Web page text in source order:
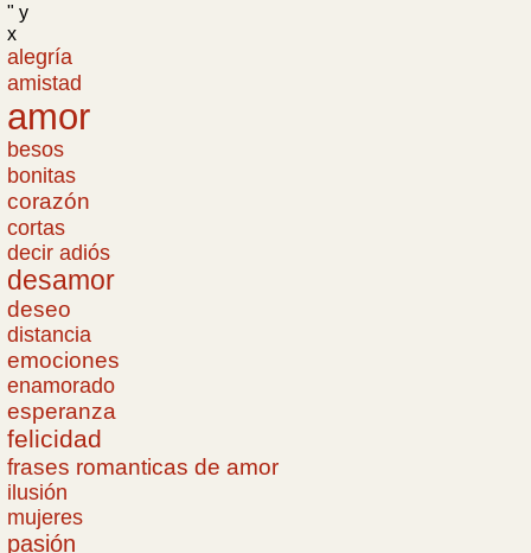
" y
x
alegría
amistad
amor
besos
bonitas
corazón
cortas
decir adiós
desamor
deseo
distancia
emociones
enamorado
esperanza
felicidad
frases romanticas de amor
ilusión
mujeres
pasión